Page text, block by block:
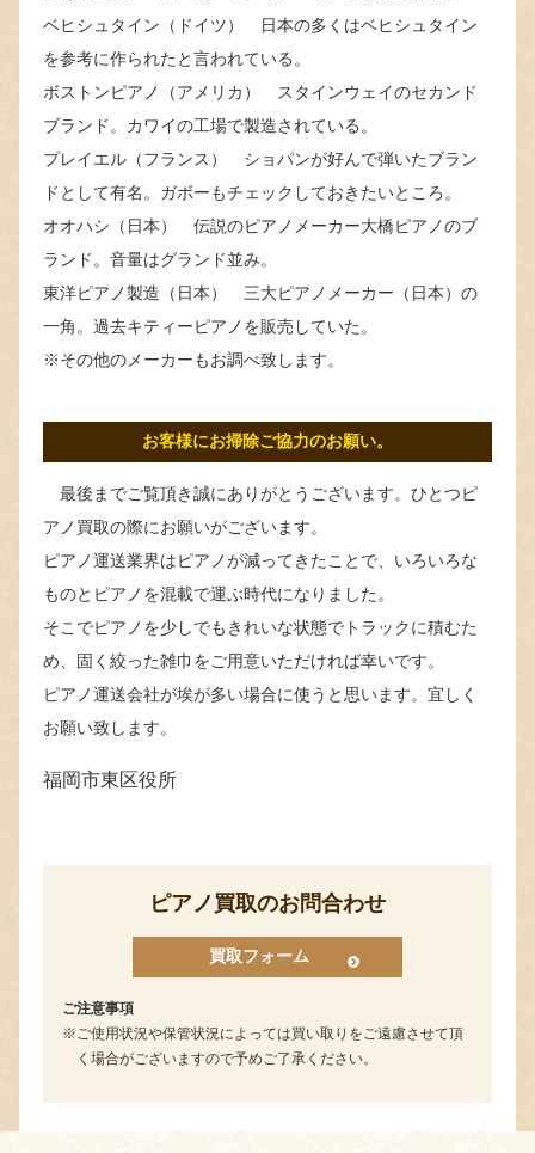
ベヒシュタイン（ドイツ） 日本の多くはベヒシュタイン
を参考に作られたと言われている。
ボストンピアノ（アメリカ） スタインウェイのセカンド
ブランド。カワイの工場で製造されている。
プレイエル（フランス） ショパンが好んで弾いたブラン
ドとして有名。ガボーもチェックしておきたいところ。
オオハシ（日本） 伝説のピアノメーカー大橋ピアノのブ
ランド。音量はグランド並み。
東洋ピアノ製造（日本） 三大ピアノメーカー（日本）の
一角。過去キティーピアノを販売していた。
※その他のメーカーもお調べ致します。
お客様にお掃除ご協力のお願い。
最後までご覧頂き誠にありがとうございます。ひとつピ
アノ買取の際にお願いがございます。
ピアノ運送業界はピアノが減ってきたことで、いろいろな
ものとピアノを混載で運ぶ時代になりました。
そこでピアノを少しでもきれいな状態でトラックに積むた
め、固く絞った雑巾をご用意いただければ幸いです。
ピアノ運送会社が埃が多い場合に使うと思います。宜しく
お願い致します。
福岡市東区役所
ピアノ買取のお問合わせ
買取フォーム
ご注意事項
ご使用状況や保管状況によっては買い取りをご遠慮させて頂
く場合がございますので予めご了承ください。